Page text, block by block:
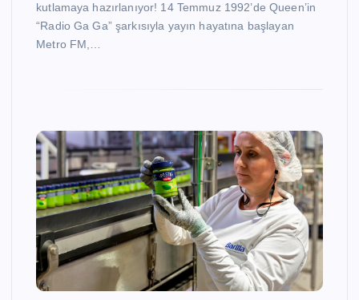
kutlamaya hazırlanıyor! 14 Temmuz 1992’de Queen’in
“Radio Ga Ga” şarkısıyla yayın hayatına başlayan
Metro FM,…